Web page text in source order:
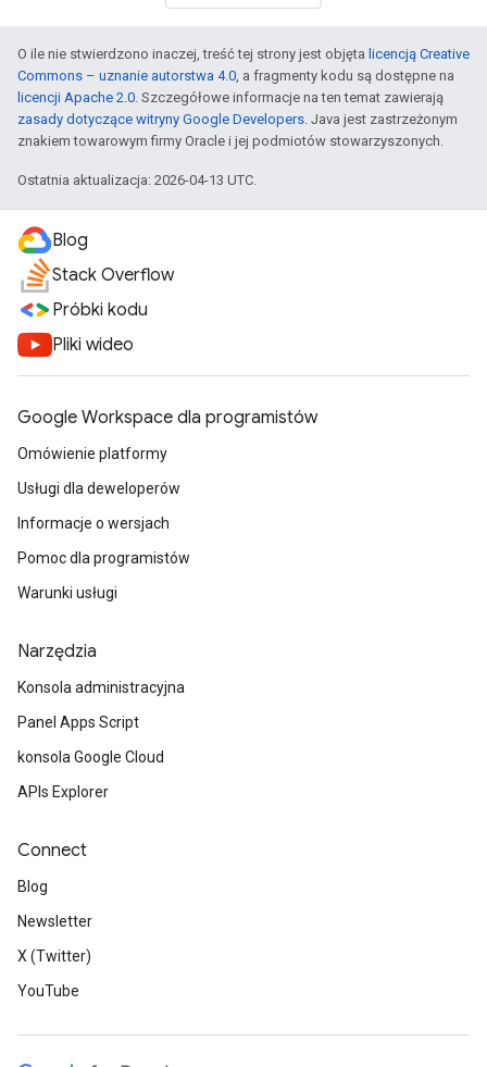
O ile nie stwierdzono inaczej, treść tej strony jest objęta licencją Creative
Commons – uznanie autorstwa 4.0, a fragmenty kodu są dostępne na
licencji Apache 2.0. Szczegółowe informacje na ten temat zawierają
zasady dotyczące witryny Google Developers. Java jest zastrzeżonym
znakiem towarowym firmy Oracle i jej podmiotów stowarzyszonych.
Ostatnia aktualizacja: 2026-04-13 UTC.
Blog
Stack Overflow
Próbki kodu
Pliki wideo
Google Workspace dla programistów
Omówienie platformy
Usługi dla deweloperów
Informacje o wersjach
Pomoc dla programistów
Warunki usługi
Narzędzia
Konsola administracyjna
Panel Apps Script
konsola Google Cloud
APIs Explorer
Connect
Blog
Newsletter
X (Twitter)
YouTube